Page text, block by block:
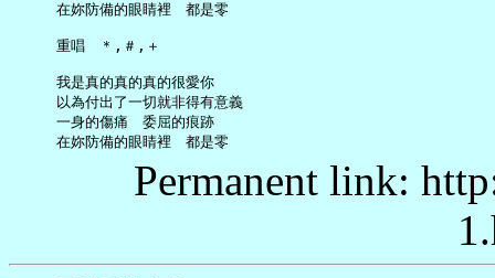
     在妳防備的眼睛裡　都是零
     重唱　＊,＃,＋
     我是真的真的真的很愛你
     以為付出了一切就非得有意義
     一身的傷痛　委屈的痕跡
Permanent link: